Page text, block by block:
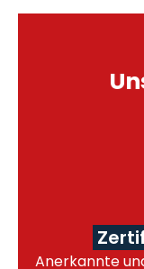
Anerkannte